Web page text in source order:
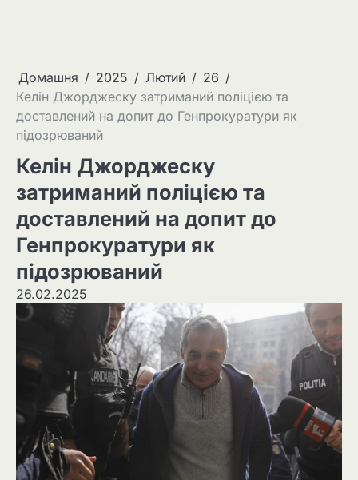
Домашня 2025 Лютий
26
Келін Джорджеску затриманий поліцією та
доставлений на допит до Генпрокуратури як
підозрюваний
Келін Джорджеску
затриманий поліцією та
доставлений на допит до
Генпрокуратури як
підозрюваний
26.02.2025